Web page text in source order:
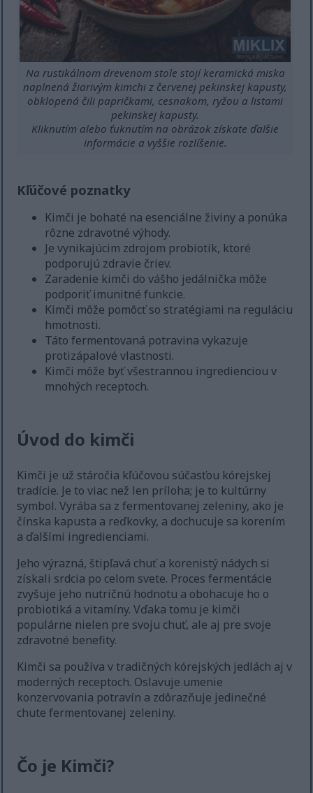
Na rustikálnom drevenom stole stojí keramická miska
naplnená žiarivým kimchi z červenej pekinskej kapusty,
obklopená čili papričkami, cesnakom, ryžou a listami
pekinskej kapusty.
Kliknutím alebo ťuknutím na obrázok získate ďalšie
informácie a vyššie rozlíšenie.
Kľúčové poznatky
Kimči je bohaté na esenciálne živiny a ponúka
rôzne zdravotné výhody.
Je vynikajúcim zdrojom probiotík, ktoré
podporujú zdravie čriev.
Zaradenie kimči do vášho jedálnička môže
podporiť imunitné funkcie.
Kimči môže pomôcť so stratégiami na reguláciu
hmotnosti.
Táto fermentovaná potravina vykazuje
protizápalové vlastnosti.
Kimči môže byť všestrannou ingredienciou v
mnohých receptoch.
Úvod do kimči
Kimči je už stáročia kľúčovou súčasťou kórejskej
tradície. Je to viac než len príloha; je to kultúrny
symbol. Vyrába sa z fermentovanej zeleniny, ako je
čínska kapusta a reďkovky, a dochucuje sa korením
a ďalšími ingredienciami.
Jeho výrazná, štipľavá chuť a korenistý nádych si
získali srdcia po celom svete. Proces fermentácie
zvyšuje jeho nutričnú hodnotu a obohacuje ho o
probiotiká a vitamíny. Vďaka tomu je kimči
populárne nielen pre svoju chuť, ale aj pre svoje
zdravotné benefity.
Kimči sa používa v tradičných kórejských jedlách aj v
moderných receptoch. Oslavuje umenie
konzervovania potravín a zdôrazňuje jedinečné
chute fermentovanej zeleniny.
Čo je Kimči?